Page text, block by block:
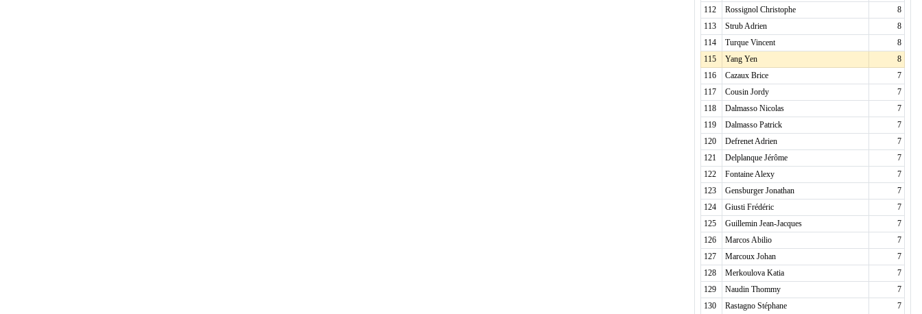
112
Rossignol Christophe
8
113
Strub Adrien
8
114
Turque Vincent
8
115
Yang Yen
8
116
Cazaux Brice
7
117
Cousin Jordy
7
118
Dalmasso Nicolas
7
119
Dalmasso Patrick
7
120
Defrenet Adrien
7
121
Delplanque Jérôme
7
122
Fontaine Alexy
7
123
Gensburger Jonathan
7
124
Giusti Frédéric
7
125
Guillemin Jean-Jacques
7
126
Marcos Abilio
7
127
Marcoux Johan
7
128
Merkoulova Katia
7
129
Naudin Thommy
7
130
Rastagno Stéphane 7